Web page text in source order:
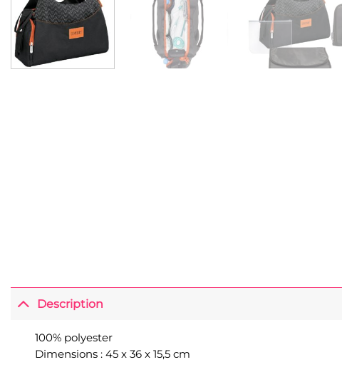
Description
100% polyester
Dimensions : 45 x 36 x 15,5 cm